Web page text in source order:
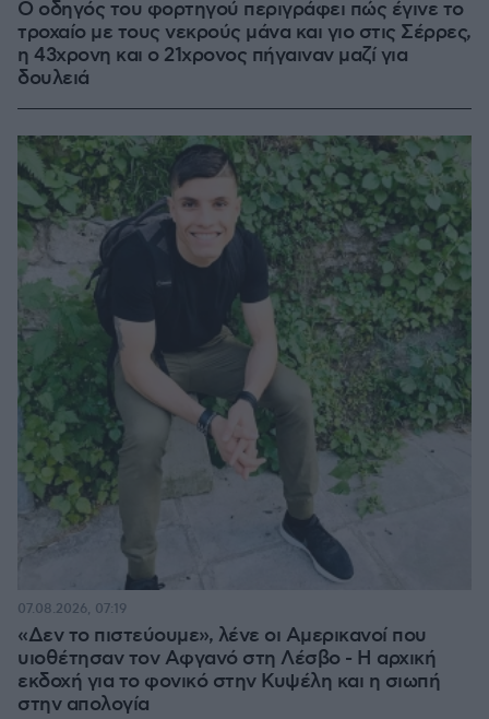
Ο οδηγός του φορτηγού περιγράφει πώς έγινε το
τροχαίο με τους νεκρούς μάνα και γιο στις Σέρρες,
η 43χρονη και ο 21χρονος πήγαιναν μαζί για
δουλειά
«Δεν το πιστεύουμε», λένε οι Αμερικανοί που
υιοθέτησαν τον Αφγανό στη Λέσβο - Η αρχική
εκδοχή για το φονικό στην Κυψέλη και η σιωπή
στην απολογία
07.08.2026, 07:19